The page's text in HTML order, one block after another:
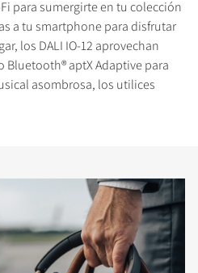
para sumergirte en tu colección
a tu smartphone para disfrutar
los DALI IO-12 aprovechan
aptX Adaptive para
asombrosa, los utilices